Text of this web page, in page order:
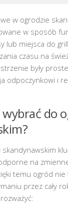
w ogrodzie
w sposób
lub miejsca do
czasu na
były
odpoczynkowi i
wybrać do
na
temu ogród nie
przez cały